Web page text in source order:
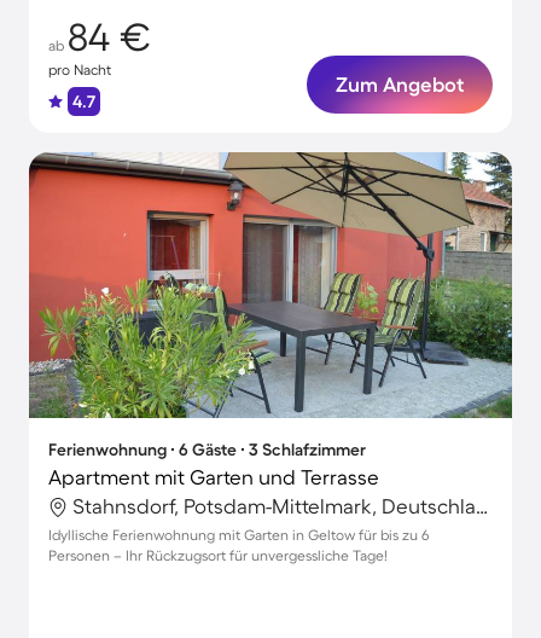
ab 84 €
pro Nacht
4.7
Zum Angebot
Ferienwohnung ∙ 6 Gäste ∙ 3 Schlafzimmer
Apartment mit Garten und Terrasse
Stahnsdorf, Potsdam-Mittelmark, Deutschland
Idyllische Ferienwohnung mit Garten in Geltow für bis zu 6
Personen – Ihr Rückzugsort für unvergessliche Tage!